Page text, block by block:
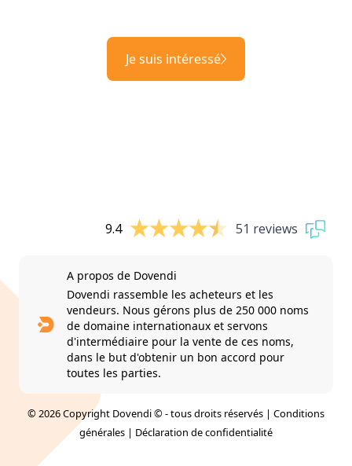
Je suis intéressé
9.4 51 reviews
A propos de Dovendi
Dovendi rassemble les acheteurs et les
vendeurs. Nous gérons plus de 250 000 noms
de domaine internationaux et servons
d'intermédiaire pour la vente de ces noms,
dans le but d'obtenir un bon accord pour
toutes les parties.
© 2026 Copyright Dovendi © - tous droits réservés | Conditions
générales | Déclaration de confidentialité